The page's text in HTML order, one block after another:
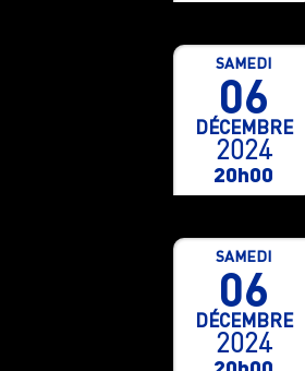
SAMEDI
06
DÉCEMBRE
2024
20h00
SAMEDI
06
DÉCEMBRE
2024